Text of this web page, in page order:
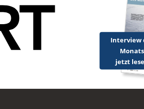
Interview
Monats
jetzt